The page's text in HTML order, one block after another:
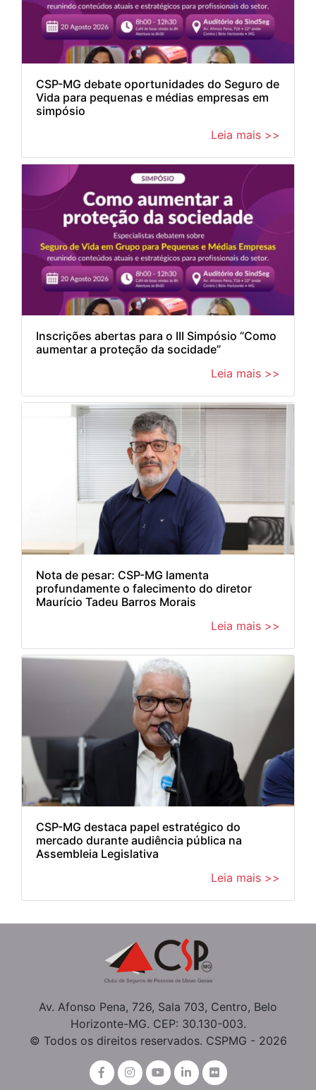
CSP-MG debate oportunidades do Seguro de
Vida para pequenas e médias empresas em
simpósio
Leia mais >>
Inscrições abertas para o III Simpósio “Como
aumentar a proteção da socidade”
Leia mais >>
Nota de pesar: CSP-MG lamenta
profundamente o falecimento do diretor
Maurício Tadeu Barros Morais
Leia mais >>
CSP-MG destaca papel estratégico do
mercado durante audiência pública na
Assembleia Legislativa
Leia mais >>
Av. Afonso Pena, 726, Sala 703, Centro, Belo
Horizonte-MG. CEP: 30.130-003.
© Todos os direitos reservados. CSPMG - 2026